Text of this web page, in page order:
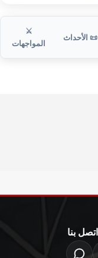
📜 الأحداث
⚔️
المواجهات
اتصل بنا